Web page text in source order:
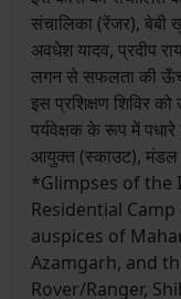
संचालिका (रेंजर), बेबी
अवधेश यादव, प्रदीप
लगन से सफलता की
इस प्रशिक्षण शिविर
पर्यवेक्षक के रूप में
आयुक्त (स्काउट), मंडल
*Glimpses of the
Residential
auspices of
Azamgarh, and
Rover/Ranger,